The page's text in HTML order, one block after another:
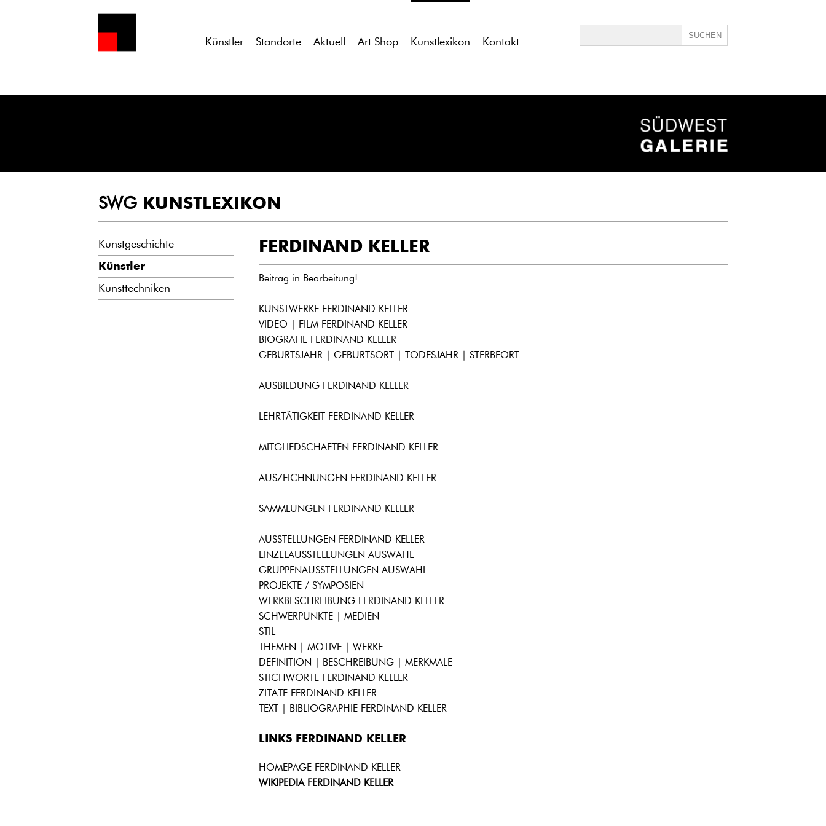
Künstler Standorte Aktuell Art Shop Kunstlexikon Kontakt
SWG KUNSTLEXIKON
Kunstgeschichte
Künstler
Kunsttechniken
FERDINAND KELLER
Beitrag in Bearbeitung!
KUNSTWERKE FERDINAND KELLER
VIDEO | FILM FERDINAND KELLER
BIOGRAFIE FERDINAND KELLER
GEBURTSJAHR | GEBURTSORT | TODESJAHR | STERBEORT
AUSBILDUNG FERDINAND KELLER
LEHRTÄTIGKEIT FERDINAND KELLER
MITGLIEDSCHAFTEN FERDINAND KELLER
AUSZEICHNUNGEN FERDINAND KELLER
SAMMLUNGEN FERDINAND KELLER
AUSSTELLUNGEN FERDINAND KELLER
EINZELAUSSTELLUNGEN AUSWAHL
GRUPPENAUSSTELLUNGEN AUSWAHL
PROJEKTE / SYMPOSIEN
WERKBESCHREIBUNG FERDINAND KELLER
SCHWERPUNKTE | MEDIEN
STIL
THEMEN | MOTIVE | WERKE
DEFINITION | BESCHREIBUNG | MERKMALE
STICHWORTE FERDINAND KELLER
ZITATE FERDINAND KELLER
TEXT | BIBLIOGRAPHIE FERDINAND KELLER
LINKS FERDINAND KELLER
HOMEPAGE FERDINAND KELLER
WIKIPEDIA FERDINAND KELLER